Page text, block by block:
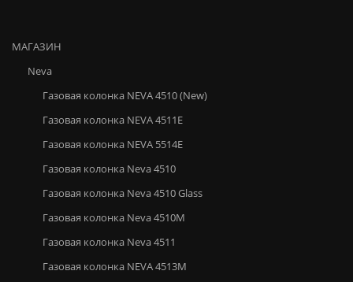
МАГАЗИН
Neva
Газовая колонка NEVA 4510 (New)
Газовая колонка NEVA 4511E
Газовая колонка NEVA 5514E
Газовая колонка Neva 4510
Газовая колонка Neva 4510 Glass
Газовая колонка Neva 4510М
Газовая колонка Neva 4511
Газовая колонка NEVA 4513M